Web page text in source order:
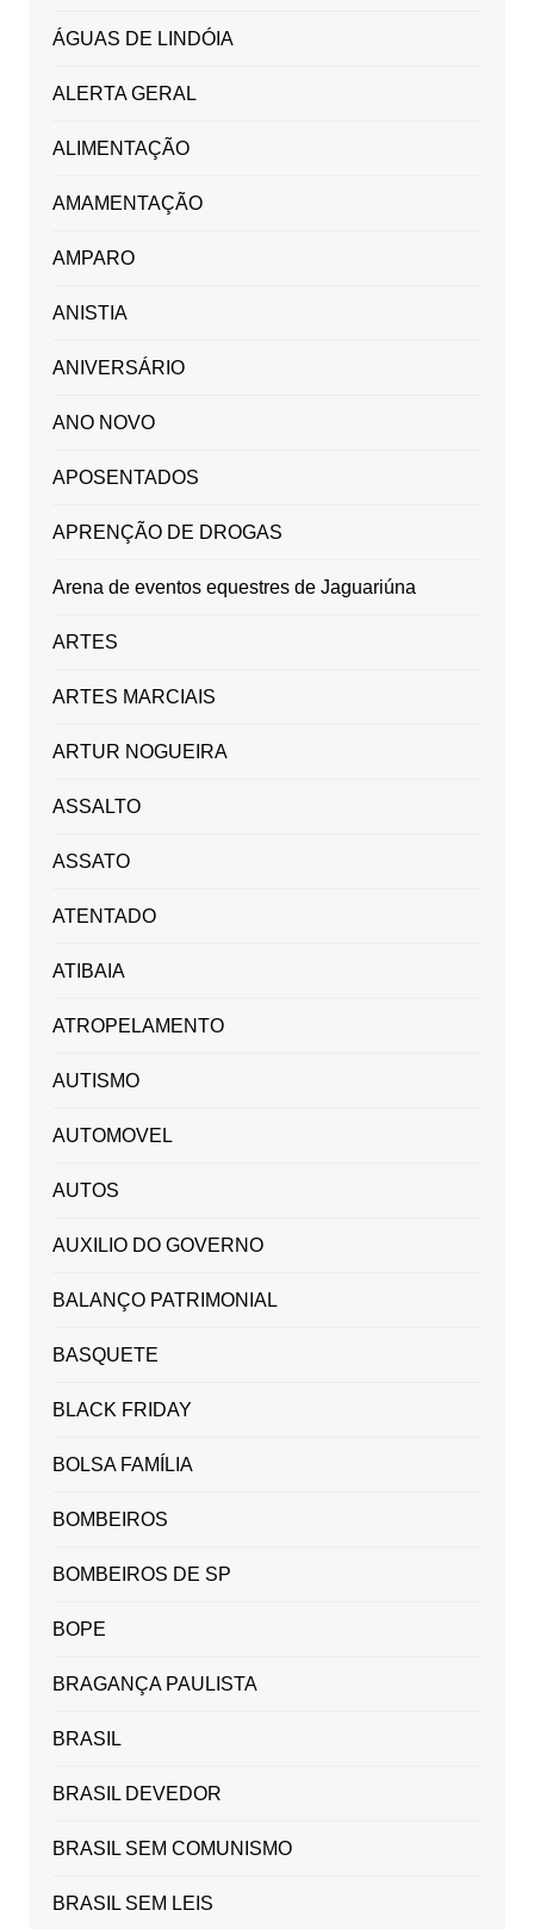
ÁGUAS DE LINDÓIA
ALERTA GERAL
ALIMENTAÇÃO
AMAMENTAÇÃO
AMPARO
ANISTIA
ANIVERSÁRIO
ANO NOVO
APOSENTADOS
APRENÇÃO DE DROGAS
Arena de eventos equestres de Jaguariúna
ARTES
ARTES MARCIAIS
ARTUR NOGUEIRA
ASSALTO
ASSATO
ATENTADO
ATIBAIA
ATROPELAMENTO
AUTISMO
AUTOMOVEL
AUTOS
AUXILIO DO GOVERNO
BALANÇO PATRIMONIAL
BASQUETE
BLACK FRIDAY
BOLSA FAMÍLIA
BOMBEIROS
BOMBEIROS DE SP
BOPE
BRAGANÇA PAULISTA
BRASIL
BRASIL DEVEDOR
BRASIL SEM COMUNISMO
BRASIL SEM LEIS